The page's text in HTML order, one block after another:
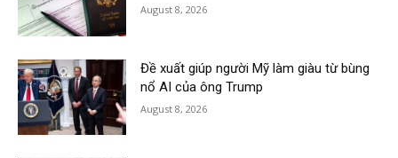
August 8, 2026
Đề xuất giúp người Mỹ làm giàu từ bùng
nổ AI của ông Trump
August 8, 2026